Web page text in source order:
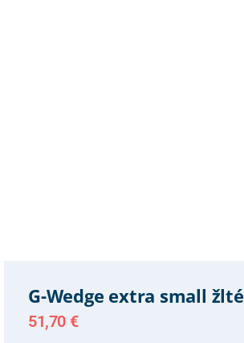
G-Wedge extra small žlté
51,70 €